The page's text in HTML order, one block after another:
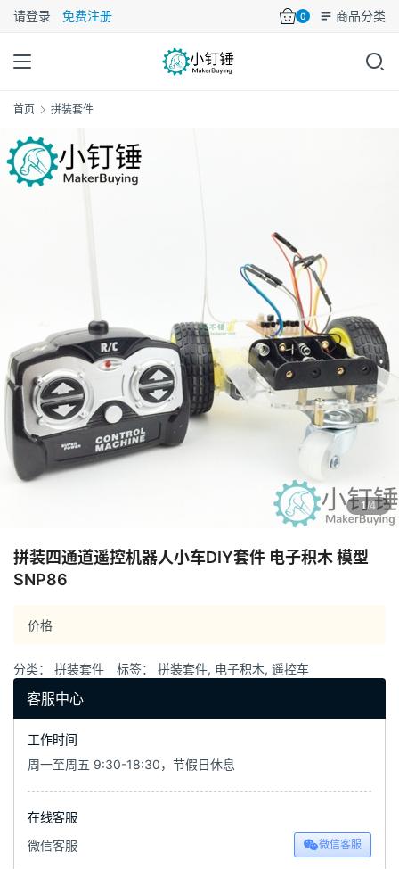
请登录 免费注册 0 商品分类
首页 拼装套件
1/4
拼装四通道遥控机器人小车DIY套件 电子积木 模型
SNP86
价格
分类： 拼装套件 标签： 拼装套件, 电子积木, 遥控车
客服中心
工作时间
周一至周五 9:30-18:30，节假日休息
在线客服
微信客服
微信客服